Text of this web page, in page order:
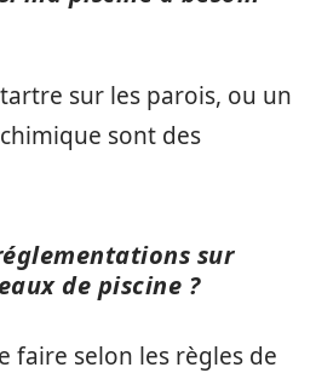
sur les parois, ou un
sont des
sur
de piscine ?
faire selon les règles de